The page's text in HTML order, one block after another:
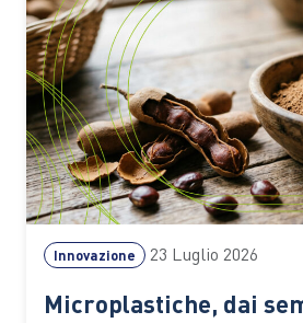
Innovazione 23 Luglio 2026
Microplastiche, dai